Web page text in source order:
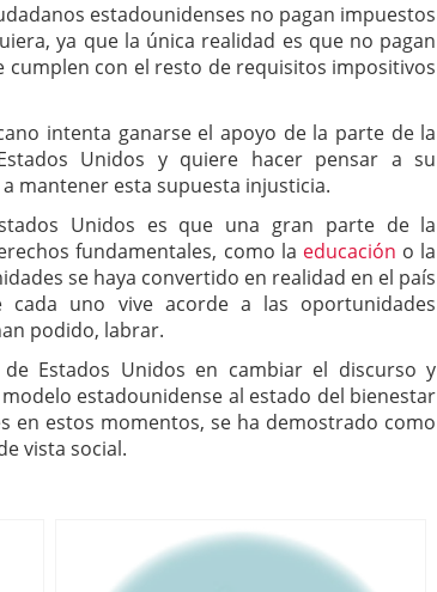
estadounidenses no pagan impuestos
ya que la única realidad es que no pagan
con el resto de requisitos impositivos
intenta ganarse el apoyo de la parte de la
Unidos y quiere hacer pensar a su
mantener esta supuesta injusticia.
Unidos es que una gran parte de la
fundamentales, como la educación o la
se haya convertido en realidad en el país
uno vive acorde a las oportunidades
podido, labrar.
Estados Unidos en cambiar el discurso y
estadounidense al estado del bienestar
en estos momentos, se ha demostrado como
vista social.